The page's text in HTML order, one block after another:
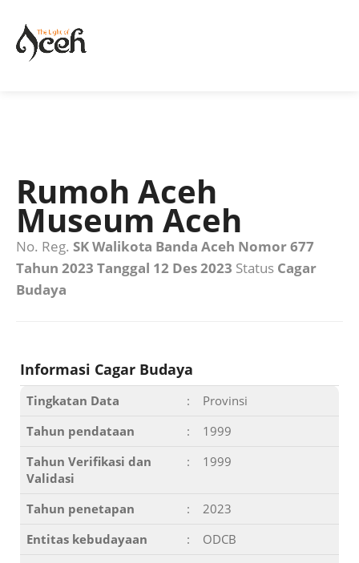
Rumoh Aceh
Museum Aceh
No. Reg. SK Walikota Banda Aceh Nomor 677
Tahun 2023 Tanggal 12 Des 2023 Status Cagar
Budaya
Informasi Cagar Budaya
Tingkatan Data :
Provinsi
Tahun pendataan
:
1999
Tahun Verifikasi dan
Validasi
: 1999
Tahun penetapan :
2023
Entitas kebudayaan
:
ODCB